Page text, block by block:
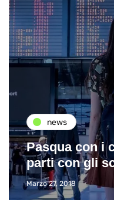
news
Pasqua con i
parti con gli
Marzo 27, 2018